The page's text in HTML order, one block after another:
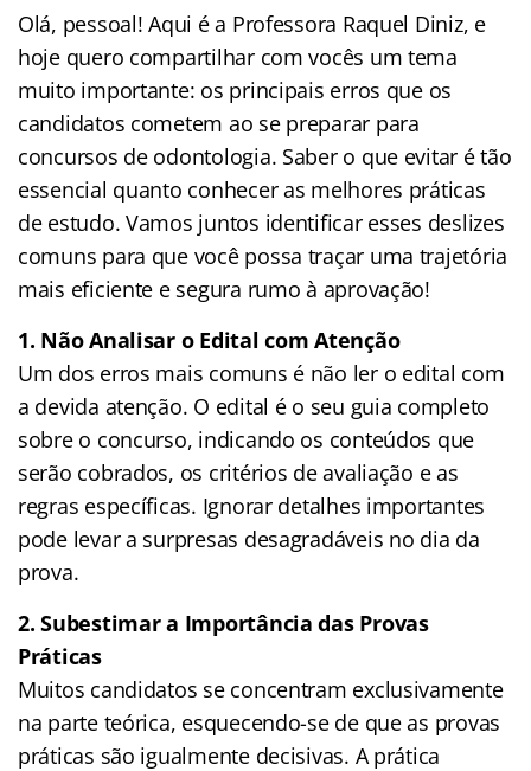
Olá, pessoal! Aqui é a Professora Raquel Diniz, e
hoje quero compartilhar com vocês um tema
muito importante: os principais erros que os
candidatos cometem ao se preparar para
concursos de odontologia. Saber o que evitar é tão
essencial quanto conhecer as melhores práticas
de estudo. Vamos juntos identificar esses deslizes
comuns para que você possa traçar uma trajetória
mais eficiente e segura rumo à aprovação!
1. Não Analisar o Edital com Atenção
Um dos erros mais comuns é não ler o edital com
a devida atenção. O edital é o seu guia completo
sobre o concurso, indicando os conteúdos que
serão cobrados, os critérios de avaliação e as
regras específicas. Ignorar detalhes importantes
pode levar a surpresas desagradáveis no dia da
prova.
2. Subestimar a Importância das Provas
Práticas
Muitos candidatos se concentram exclusivamente
na parte teórica, esquecendo-se de que as provas
práticas são igualmente decisivas. A prática